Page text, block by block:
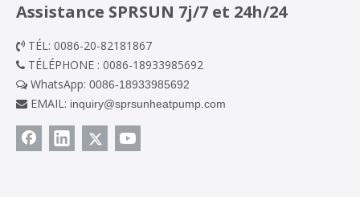
Assistance SPRSUN 7j/7 et 24h/24
 TÉL: 0086-20-82181867
 TÉLÉPHONE : 0086-18933985692
 WhatsApp: 0086-18933985692
 EMAIL: inquiry@sprsunheatpump.com